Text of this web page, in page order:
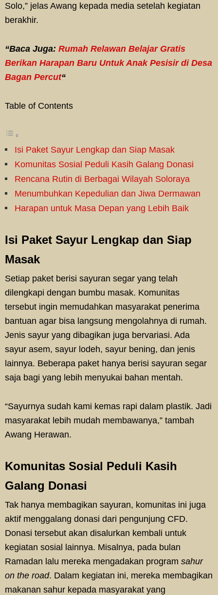
Solo,” jelas Awang kepada media setelah kegiatan
berakhir.
“Baca Juga: Rumah Relawan Belajar Gratis
Berikan Harapan Baru Untuk Anak Pesisir di Desa
Bagan Percut“
Table of Contents
Isi Paket Sayur Lengkap dan Siap Masak
Komunitas Sosial Peduli Kasih Galang Donasi
Rencana Rutin di Berbagai Wilayah Soloraya
Menumbuhkan Kepedulian dan Jiwa Dermawan
Harapan untuk Masa Depan yang Lebih Baik
Isi Paket Sayur Lengkap dan Siap
Masak
Setiap paket berisi sayuran segar yang telah
dilengkapi dengan bumbu masak. Komunitas
tersebut ingin memudahkan masyarakat penerima
bantuan agar bisa langsung mengolahnya di rumah.
Jenis sayur yang dibagikan juga bervariasi. Ada
sayur asem, sayur lodeh, sayur bening, dan jenis
lainnya. Beberapa paket hanya berisi sayuran segar
saja bagi yang lebih menyukai bahan mentah.
“Sayurnya sudah kami kemas rapi dalam plastik. Jadi
masyarakat lebih mudah membawanya,” tambah
Awang Herawan.
Komunitas Sosial Peduli Kasih
Galang Donasi
Tak hanya membagikan sayuran, komunitas ini juga
aktif menggalang donasi dari pengunjung CFD.
Donasi tersebut akan disalurkan kembali untuk
kegiatan sosial lainnya. Misalnya, pada bulan
Ramadan lalu mereka mengadakan program sahur
on the road. Dalam kegiatan ini, mereka membagikan
makanan sahur kepada masyarakat yang